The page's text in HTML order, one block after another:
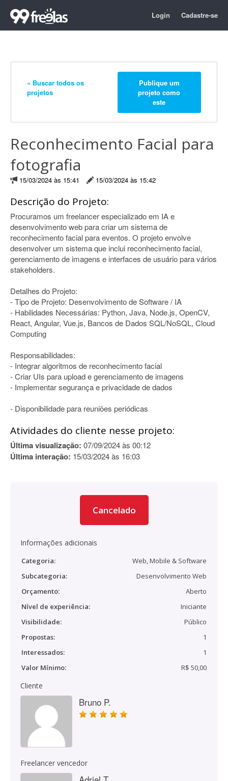
Login Cadastre-se
« Buscar todos os
projetos
Publique um
projeto como
este
Reconhecimento Facial para
fotografia
15/03/2024 às 15:41 15/03/2024 às 15:42
Descrição do Projeto:
Procuramos um freelancer especializado em IA e
desenvolvimento web para criar um sistema de
reconhecimento facial para eventos. O projeto envolve
desenvolver um sistema que inclui reconhecimento facial,
gerenciamento de imagens e interfaces de usuário para vários
stakeholders.
Detalhes do Projeto:
- Tipo de Projeto: Desenvolvimento de Software / IA
- Habilidades Necessárias: Python, Java, Node.js, OpenCV,
React, Angular, Vue.js, Bancos de Dados SQL/NoSQL, Cloud
Computing
Responsabilidades:
- Integrar algoritmos de reconhecimento facial
- Criar UIs para upload e gerenciamento de imagens
- Implementar segurança e privacidade de dados
- Disponibilidade para reuniões periódicas
Atividades do cliente nesse projeto:
Última visualização: 07/09/2024 às 00:12
Última interação: 15/03/2024 às 16:03
Cancelado
Informações adicionais
Categoria:
Web, Mobile & Software
Subcategoria:
Desenvolvimento Web
Orçamento:
Aberto
Nível de experiência:
Iniciante
Visibilidade:
Público
Propostas:
1
Interessados:
1
Valor Mínimo:
R$ 50,00
Cliente
Bruno P.
Freelancer vencedor